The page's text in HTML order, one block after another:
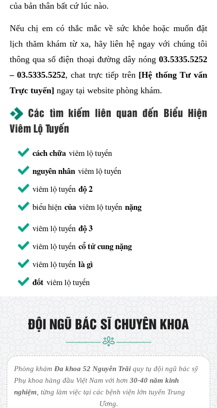
của bản thân bất cứ lúc nào.
Nếu chị em có thắc mắc về sức khỏe hoặc muốn đặt
lịch thăm khám từ xa, hãy liên hệ ngay với chúng tôi
thông qua số điện thoại đường dây nóng 03.5335.5252
–03.5335.5252, chat trực tiếp trên [Hệ thống Tư vấn
Trực tuyến] ngay tại website phòng khám.
Các tìm kiếm liên quan đến Biểu Hiện
Viêm Lộ Tuyến
cách chữa viêm lộ tuyến
nguyên nhân viêm lộ tuyến
viêm lộ tuyếnđộ 2
biểu hiệncủa viêm lộ tuyếnnặng
viêm lộ tuyếnđộ 3
viêm lộ tuyếncổ tử cung nặng
viêm lộ tuyếnlà gì
đốt viêm lộ tuyến
ĐỘI NGŨ BÁC SĨ CHUYÊN KHOA
Phòng khámĐa khoa 52 Nguyễn Trãi quy tụ đội ngũ bác sỹ
Phụ khoa hàng đầu Việt Nam với hơn30-40 năm kinh
nghiệm , từng làm việc tại các bệnh viện lớn tuyến Trung
Ương.